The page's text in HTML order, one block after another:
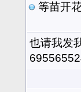
等苗开
也请我发